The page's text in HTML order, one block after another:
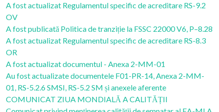
A fost actualizat Regulamentul specific de acreditare RS-9.2
OV
A fost publicată Politica de tranziție la FSSC 22000 V6, P–8.28
A fost actualizat Regulamentul specific de acreditare RS-8.3
OR
A fost actualizat documentul - Anexa 2-MM-01
Au fost actualizate documentele F01-PR-14, Anexa 2-MM-
01, RS-5.2.6 SMSI, RS-5.2 SM și anexele aferente
COMUNICAT ZIUA MONDIALĂ A CALITĂȚII